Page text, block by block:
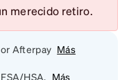
merecido retiro.
Afterpay Más
HSA.
Más